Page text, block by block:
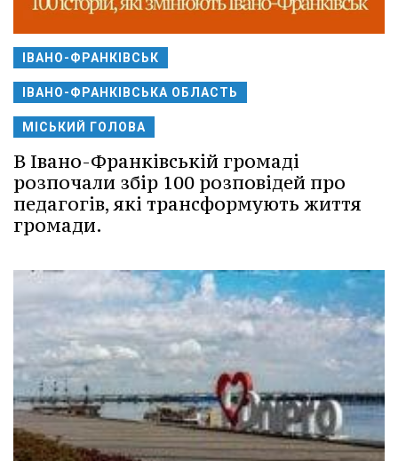
ІВАНО-ФРАНКІВСЬК
ІВАНО-ФРАНКІВСЬКА ОБЛАСТЬ
МІСЬКИЙ ГОЛОВА
В Івано-Франківській громаді
розпочали збір 100 розповідей про
педагогів, які трансформують життя
громади.